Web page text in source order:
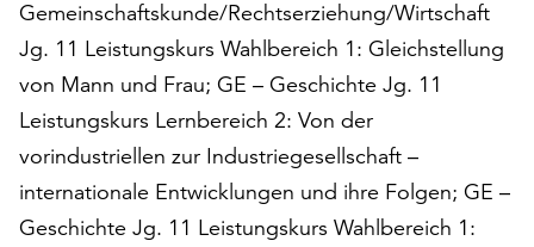
Gemeinschaftskunde/Rechtserziehung/Wirtschaft
Jg. 11 Leistungskurs Wahlbereich 1: Gleichstellung
von Mann und Frau; GE – Geschichte Jg. 11
Leistungskurs Lernbereich 2: Von der
vorindustriellen zur Industriegesellschaft –
internationale Entwicklungen und ihre Folgen; GE –
Geschichte Jg. 11 Leistungskurs Wahlbereich 1: